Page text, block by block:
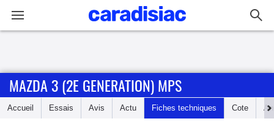
Accueil
MAZDA 3 (2E GENERATION) MPS
Accueil Essais Avis Actu Fiches techniques Cote